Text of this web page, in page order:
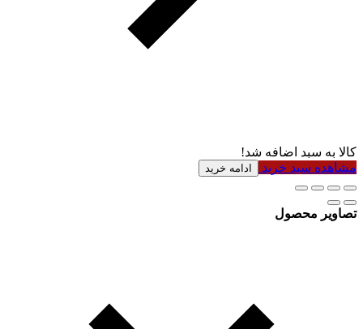
کالا به سبد اضافه شد!
مشاهده سبد خرید
ادامه خرید
تصاویر محصول